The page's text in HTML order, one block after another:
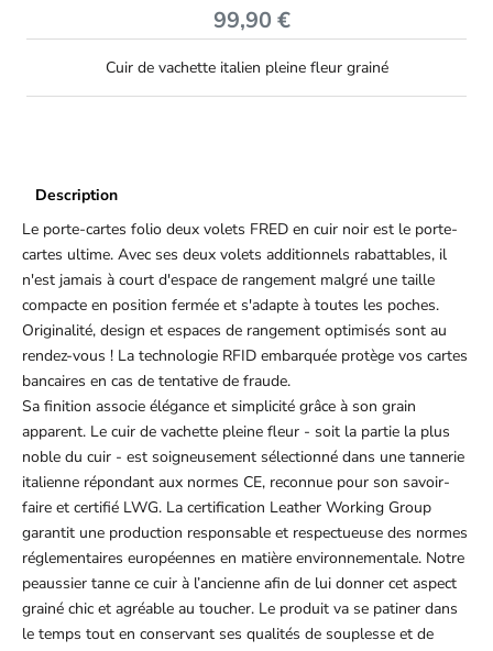
Prix de vente
99,90 €
Cuir de vachette italien pleine fleur grainé
Description
Le porte-cartes folio deux volets FRED en cuir noir est le porte-
cartes ultime. Avec ses deux volets additionnels rabattables, il
n'est jamais à court d'espace de rangement malgré une taille
compacte en position fermée et s'adapte à toutes les poches.
Originalité, design et espaces de rangement optimisés sont au
rendez-vous ! La technologie RFID embarquée protège vos cartes
bancaires en cas de tentative de fraude.
Sa finition associe élégance et simplicité grâce à son grain
apparent. Le cuir de vachette pleine fleur - soit la partie la plus
noble du cuir - est soigneusement sélectionné dans une tannerie
italienne répondant aux normes CE, reconnue pour son savoir-
faire et certifié LWG. La certification Leather Working Group
garantit une production responsable et respectueuse des normes
réglementaires européennes en matière environnementale. Notre
peaussier tanne ce cuir à l’ancienne afin de lui donner cet aspect
grainé chic et agréable au toucher. Le produit va se patiner dans
le temps tout en conservant ses qualités de souplesse et de